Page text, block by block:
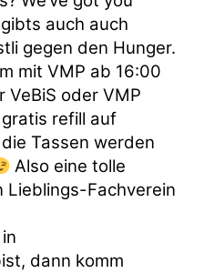
auch auch
gegen den Hunger.
mit VMP ab 16:00
VeBiS oder VMP
refill auf
Tassen werden
Also eine tolle
Lieblings-Fachverein
dann komm